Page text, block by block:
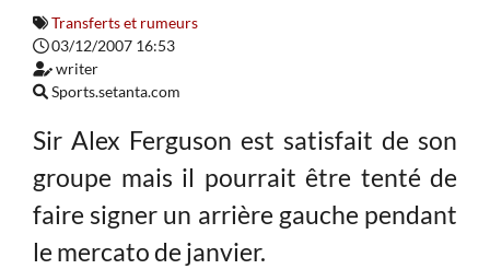
Transferts et rumeurs
03/12/2007 16:53
writer
Sports.setanta.com
Sir Alex Ferguson est satisfait de son
groupe mais il pourrait être tenté de
faire signer un arrière gauche pendant
le mercato de janvier.